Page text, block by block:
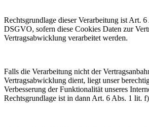
Rechtsgrundlage dieser Verarbeitung ist Art.
DSGVO, sofern diese Cookies Daten zur
Vertragsabwicklung verarbeitet werden.
Falls die Verarbeitung nicht der
Vertragsabwicklung dient, liegt unser
Verbesserung der Funktionalität unseres
Rechtsgrundlage ist in dann Art. 6 Abs. 1 lit.